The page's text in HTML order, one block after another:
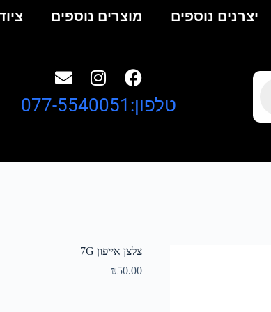
יצרנים נוספים מוצרים נוספים
טלפון:077-5540051
צלצן אייפון 7G
₪50.00